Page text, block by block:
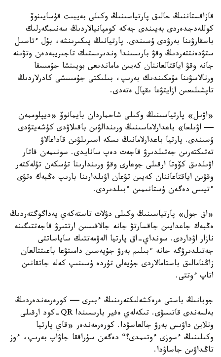
قازاقستاننىڭ حالىق پارتياسىنىڭ وكىلى بەيبىت قۇسايىنوۆ
كوللەدجدەردى بەيىندى جەكە كومپانيالاردىڭ سەنىمگەرلىك
باسقارۋىنا بەرۋدى ۇسىندى. پارتيانىڭ پىكىرىنشە، بۇل ءتاسىل
ستۋدەنتتەردىڭ وقۋ بارىسىندا وندىرىستىك تاجىريبەدەن وتۋىنە
جانە وقۋ اياقتالعاننان كەيىن ماماندىعى بويىنشا جۇمىسقا
ورنالاسۋىنا مۇمكىندىك بەرىپ، بىلىكتى جۇمىسشى كادرلاردىڭ
تاپشىلىعىن ازايتۋعا ىقپال ەتەدى.
«اۋىل» پارتياسىنىڭ وكىلى شاحماردان بايمانوۆ «ديپلوممەن
— اۋىلعا» باعدارلاماسىنىڭ ورىندالۋىن باقىلاۋدى كۇشەيتۋدى
ۇسىندى. پارتيا باعدارلامانىڭ ىسكە اسىرىلۋىن قاداعالاۋ
تەتىكتەرىن جەتىلدىرۋ قاجەت دەپ سانايدى. سونىمەن قاتار
اۋىلدىق كۆوتا ارقىلى جوعارى وقۋ ورىندارىنا تۇسكەن تۇلەكتەر
وقۋىن اياقتاعاننان كەيىن تۋعان اۋىلدارىنا بارىپ ەڭبەك ەتۋى
ءتيىس دەگەن ۇستانىمىن ءبىلدىردى.
«اق جول» پارتياسىنىڭ وكىلى دۋلات تاستەكەي پەداگوگتەردىڭ
ەڭبەك جاعدايىن جاقسارتۋ جانە جالاقىسىن ارتتىرۋ قاجەتتىگىنە
نازار اۋداردى. سونداي-اق پارتيا الەۋمەتتىك ساياساتتى
جەتىلدىرۋگە جانە ءبىلىم بەرۋ جۇيەسىن دامىتۋعا باعىتتالعان
زاڭنامالىق باستامالاردى جۇيەلى تۇردە ۇسىنىپ كەلە جاتقانىن
اتاپ ءوتتى.
جوبانىڭ باستى ەرەكشەلىكتەرىنىڭ ءبىرى — كورەرمەندەردىڭ
بەلسەندى قاتىسۋى. تىكەلەي ەفير بارىسىندا QR-كود ارقىلى
ونلاين داۋىس بەرۋ جالعاسۋدا. كورەرمەندەر «قاي پارتيا
وكىلىنىڭ ءسوزى ءوتىمدى؟“ دەگەن سۇراققا جاۋاپ بەرىپ، ءوز
تاڭداۋىن جاساۋدا.